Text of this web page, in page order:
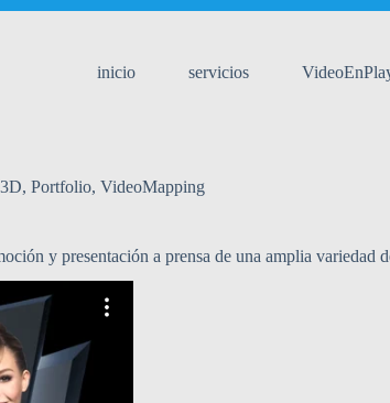
inicio servicios
3D, Portfolio, VideoMapping
y presentación a prensa de una amplia